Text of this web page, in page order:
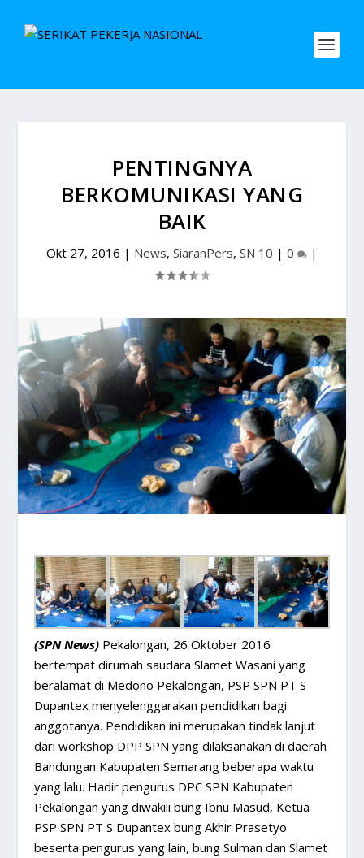
PENTINGNYA
BERKOMUNIKASI YANG
BAIK
Okt 27, 2016 | News, SiaranPers, SN 10 | 0 |
(SPN News) Pekalongan, 26 Oktober 2016
bertempat dirumah saudara Slamet Wasani yang
beralamat di Medono Pekalongan, PSP SPN PT S
Dupantex menyelenggarakan pendidikan bagi
anggotanya. Pendidikan ini merupakan tindak lanjut
dari workshop DPP SPN yang dilaksanakan di daerah
Bandungan Kabupaten Semarang beberapa waktu
yang lalu. Hadir pengurus DPC SPN Kabupaten
Pekalongan yang diwakili bung Ibnu Masud, Ketua
PSP SPN PT S Dupantex bung Akhir Prasetyo
beserta pengurus yang lain, bung Sulman dan Slamet